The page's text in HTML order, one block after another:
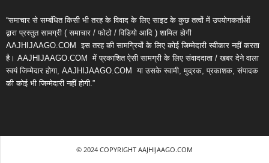
“समाचार से सम्बंधित किसी भी तरह के विवाद के लिए साइट के कुछ तत्वों में उपयोगकर्ताओं
द्वारा प्रस्तुत सामग्री ( समाचार / फोटो / विडियो आदि ) शामिल होगी
AAJHIJAAGO.COM इस तरह की सामग्रियों के लिए कोई जिम्मेदारी स्वीकार नहीं करता
है। AAJHIJAAGO.COM में प्रकाशित ऐसी सामग्री के लिए संवाददाता / खबर देने वाला
स्वयं जिम्मेदार होगा, AAJHIJAAGO.COM या उसके स्वामी, मुद्रक, प्रकाशक, संपादक
की कोई भी जिम्मेदारी नहीं होगी.”
© 2024 COPYRIGHT AAJHIJAAGO.COM